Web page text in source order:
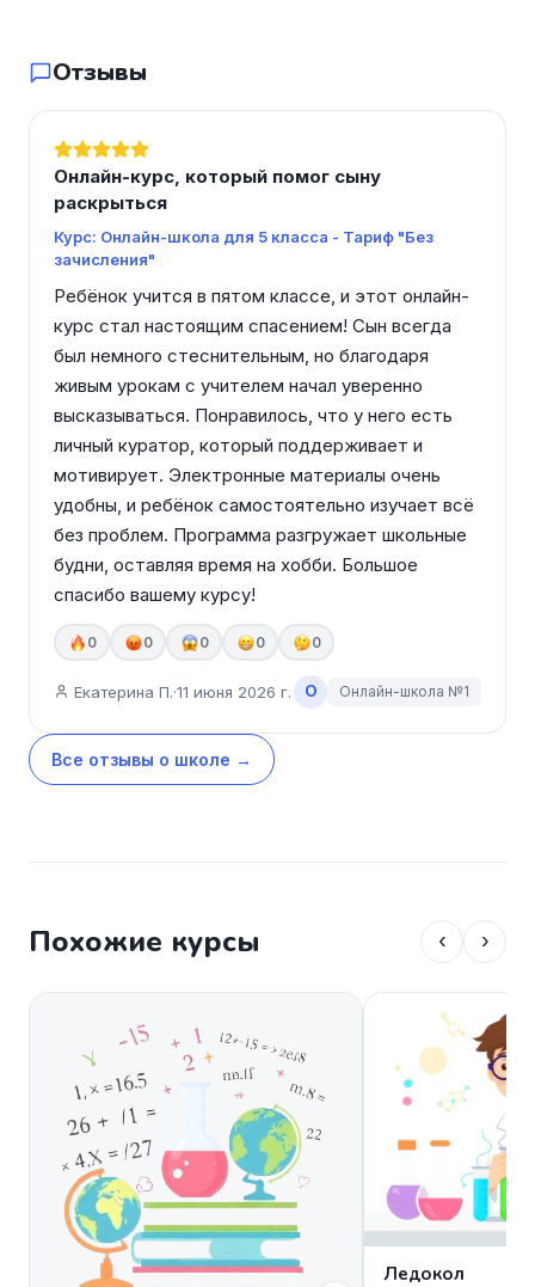
Отзывы
Онлайн-курс, который помог сыну
раскрыться
Курс: Онлайн-школа для 5 класса - Тариф "Без
зачисления"
Ребёнок учится в пятом классе, и этот онлайн-
курс стал настоящим спасением! Сын всегда
был немного стеснительным, но благодаря
живым урокам с учителем начал уверенно
высказываться. Понравилось, что у него есть
личный куратор, который поддерживает и
мотивирует. Электронные материалы очень
удобны, и ребёнок самостоятельно изучает всё
без проблем. Программа разгружает школьные
будни, оставляя время на хобби. Большое
спасибо вашему курсу!
0 0 0 0 0
Екатерина П.·11 июня 2026 г. О Онлайн-школа №1
Все отзывы о школе →
Похожие курсы ‹ ›
Ледокол